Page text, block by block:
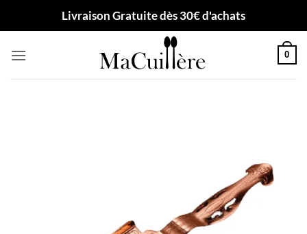
Livraison Gratuite dès 30€ d'achats
0